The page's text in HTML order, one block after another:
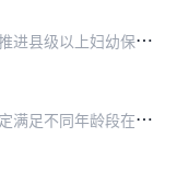
开
展孕前和孕产期营养评价与膳食指导。推进县级以上妇幼保健机构对孕妇进行营养指导，将营养评价和膳食指导纳入我国孕前和孕期检查。开展孕产妇的营养筛查和干预，降低低出…
指
导学生营养就餐。鼓励地方因地制宜制定满足不同年龄段在校学生营养需求的食谱指南，引导学生科学营养就餐。制定并实施集体供餐单位营养操作规范。